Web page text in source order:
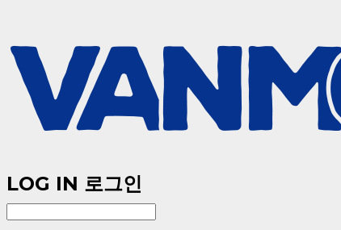
LOG IN 로그인